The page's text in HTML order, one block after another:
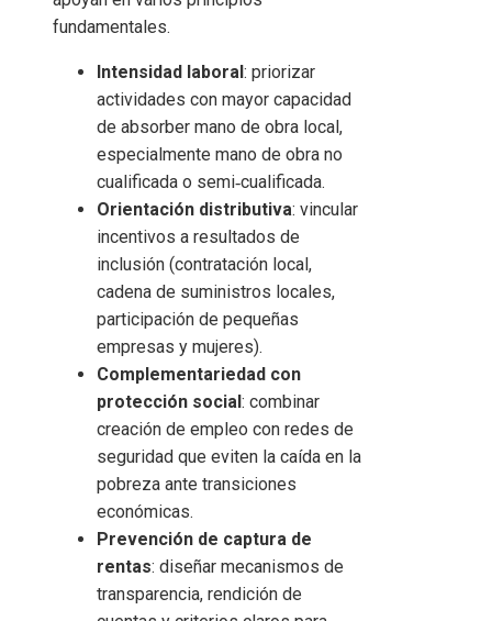
fundamentales.
Intensidad laboral: priorizar
actividades con mayor capacidad
de absorber mano de obra local,
especialmente mano de obra no
cualificada o semi‑cualificada.
Orientación distributiva: vincular
incentivos a resultados de
inclusión (contratación local,
cadena de suministros locales,
participación de pequeñas
empresas y mujeres).
Complementariedad con
protección social: combinar
creación de empleo con redes de
seguridad que eviten la caída en la
pobreza ante transiciones
económicas.
Prevención de captura de
rentas: diseñar mecanismos de
transparencia, rendición de